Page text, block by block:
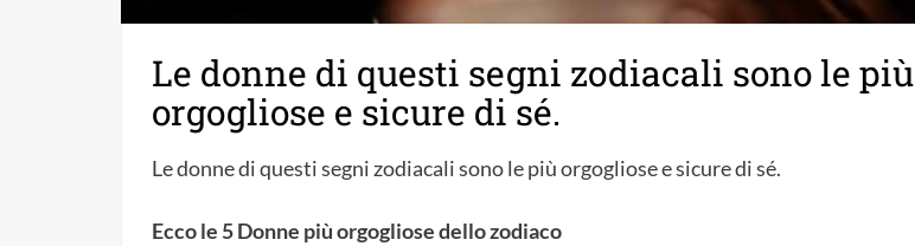
Le donne di questi segni zodiacali sono le più
orgogliose e sicure di sé.
Le donne di questi segni zodiacali sono le più orgogliose e sicure di sé.
Ecco le 5 Donne più orgogliose dello zodiaco